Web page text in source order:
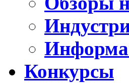
Конкурсы